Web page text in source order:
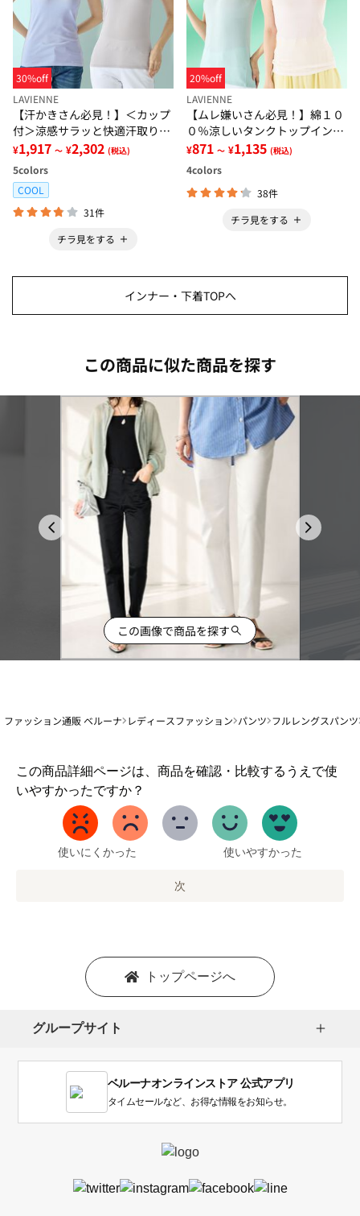
30%off
LAVIENNE
【汗かきさん必見！】＜カップ
付＞涼感サラッと快適汗取りタ
ンクトップインナー＜さらりラ
ボ＞
¥1,917 ～ ¥2,302 (税込)
5colors
COOL
31件
チラ見をする
20%off
LAVIENNE
【ムレ嫌いさん必見！】綿１０
０％涼しいタンクトップインナ
ー＜さらりラボ＞
¥871 ～ ¥1,135 (税込)
4colors
38件
チラ見をする
インナー・下着TOPへ
この商品に似た商品を探す
この画像で商品を探す
ファッション通販 ベルーナ レディースファッション パンツ フルレングスパンツ
この商品詳細ページは、商品を確認・比較するうえで使
いやすかったですか？
1
か
い
使いにくかった 使いやすかった
次
トップページへ
グループサイト
ベルーナオンラインストア 公式アプリ
タイムセールなど、お得な情報をお知らせ。